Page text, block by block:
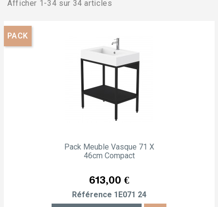
Afficher 1-34 sur 34 articles
Pack Meuble Vasque 71 X
46cm Compact
Prix
613,00 €
Référence 1E071 24
PACK